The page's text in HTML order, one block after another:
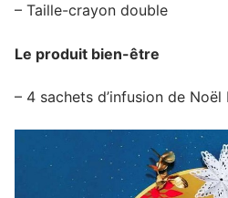
– Taille-crayon double
Le produit bien-être
– 4 sachets d’infusion de Noël